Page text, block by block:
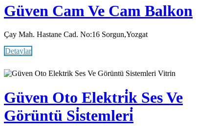
Güven Cam Ve Cam Balkon
Çay Mah. Hastane Cad. No:16 Sorgun,Yozgat
Detaylar
Vitrin
Güven Oto Elektri̇k Ses Ve
Görüntü Si̇stemleri̇